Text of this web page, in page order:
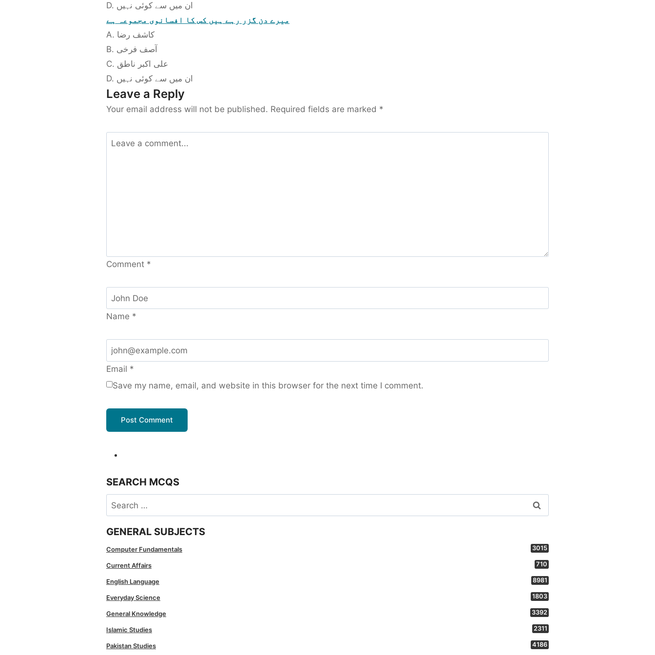
D. ان میں سے کوئی نہیں
میرے دن گزر رہے ہیں کس کا افسانوی مجموعہ ہے
A. کاشف رضا
B. آصف فرخی
C. علی اکبر ناطق
D. ان میں سے کوئی نہیں
Leave a Reply
Your email address will not be published. Required fields are marked *
Comment *
Name *
Email *
Save my name, email, and website in this browser for the next time I comment.
SEARCH MCQS
Search
for:
GENERAL SUBJECTS
Computer Fundamentals 3015
Current Affairs 710
English Language 8981
Everyday Science 1803
General Knowledge 3392
Islamic Studies 2311
Pakistan Studies 4186